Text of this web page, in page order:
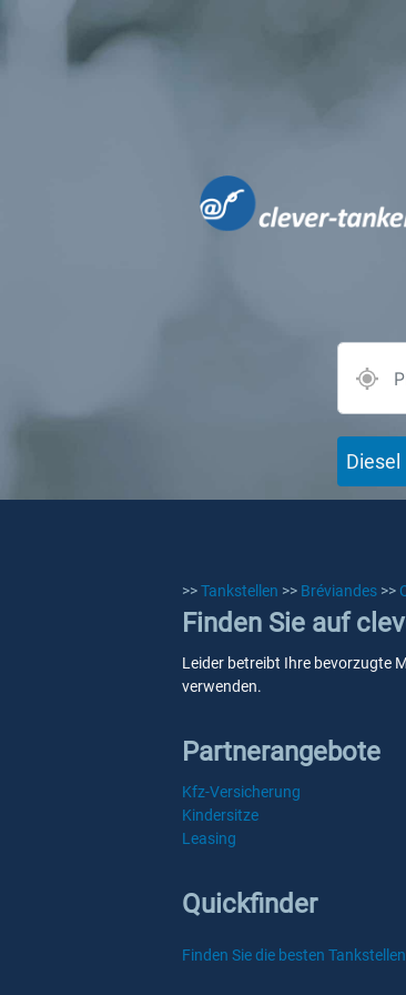
Diesel
>>Tankstellen >> Bréviandes >>
Finden Sie auf
Leider betreibt Ihre bevorzugte
verwenden.
Partnerangebote
Kfz-Versicherung
Kindersitze
Leasing
Quickfinder
Finden Sie die besten Tankstellen